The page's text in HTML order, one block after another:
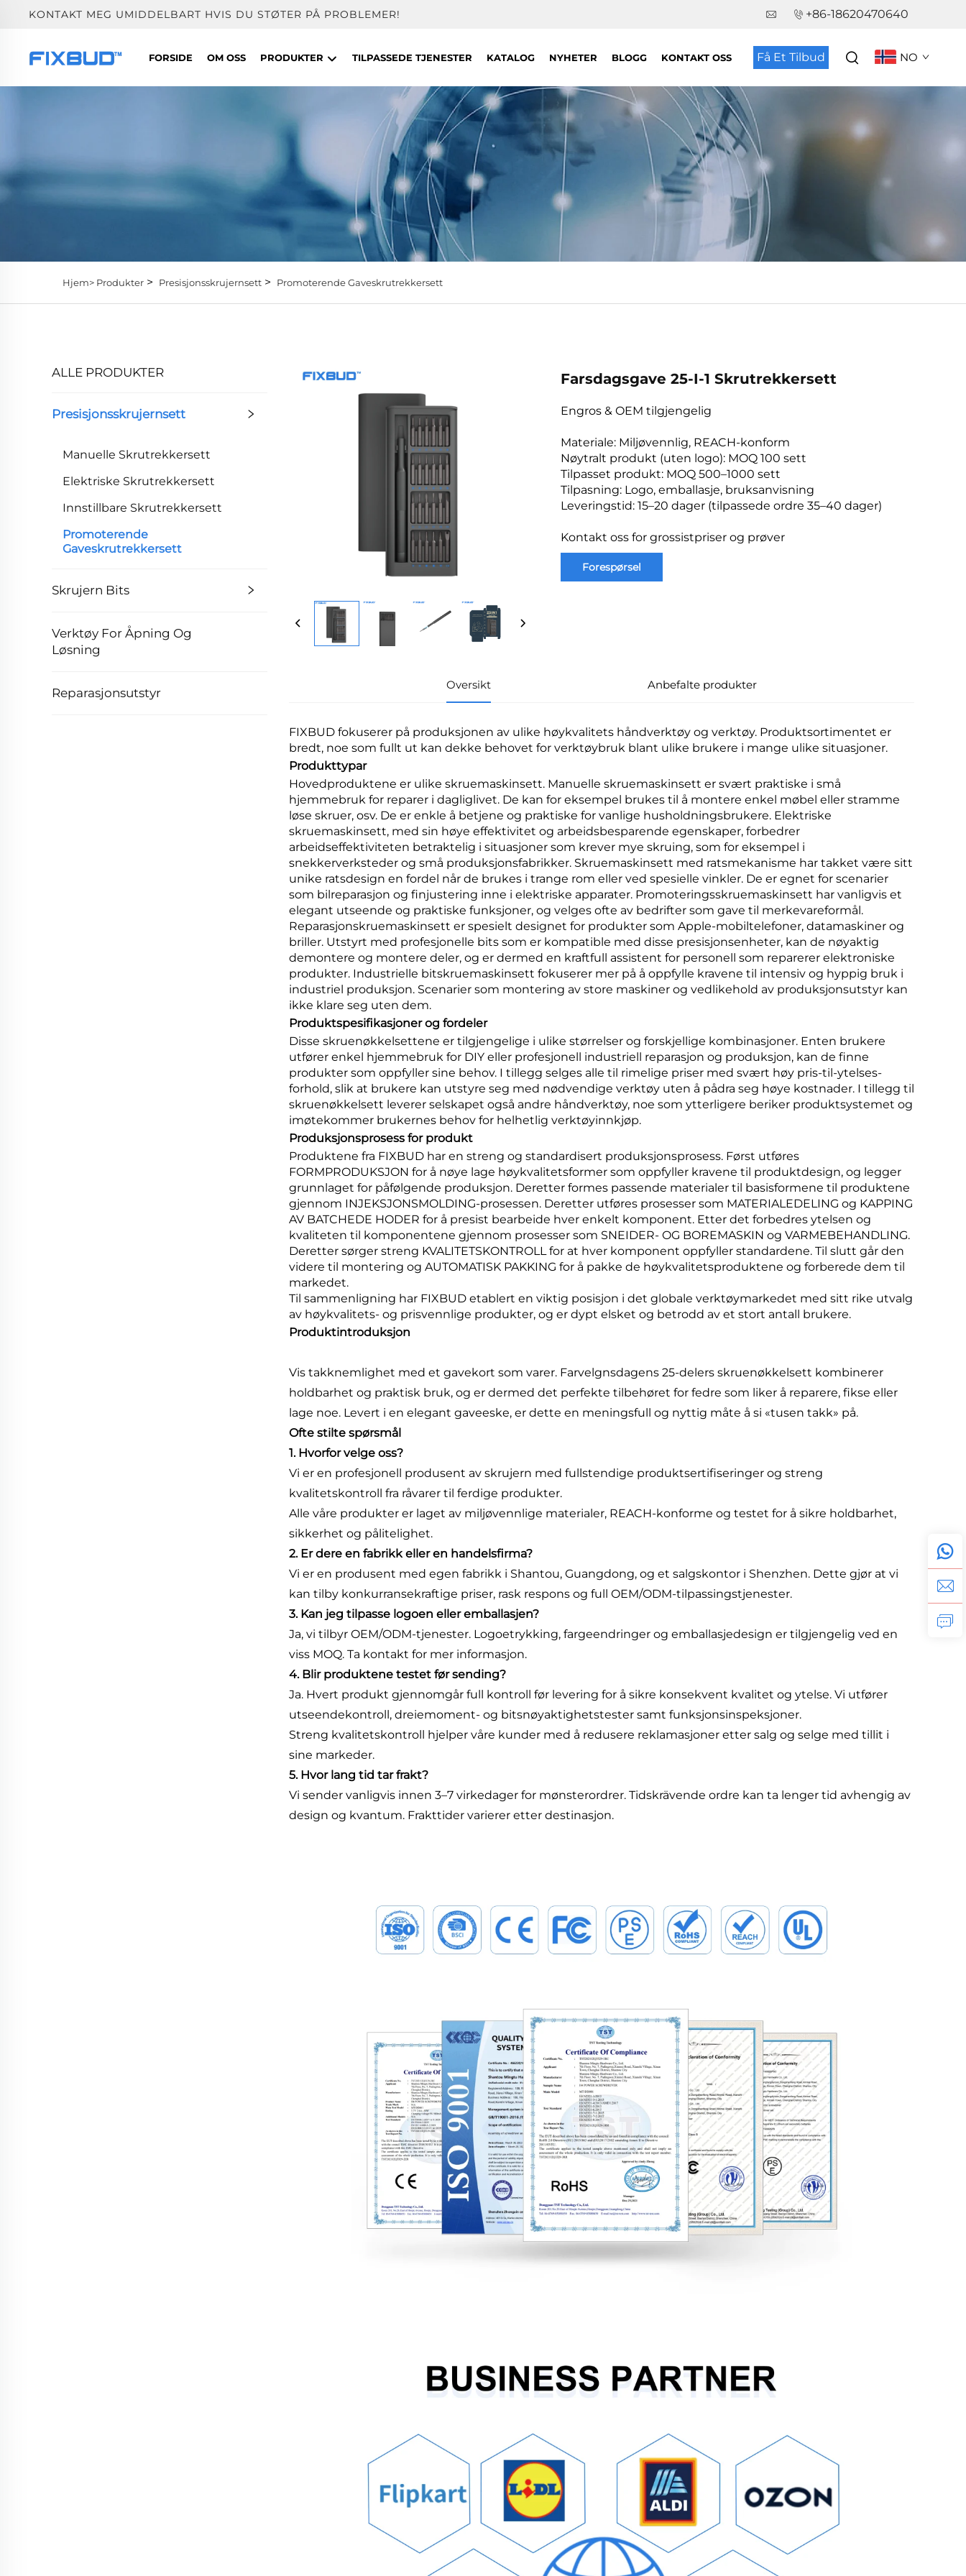
KONTAKT MEG UMIDDELBART HVIS DU STØTER PÅ PROBLEMER! +86-18620470640
FORSIDE OM OSS PRODUKTER TILPASSEDE TJENESTER KATALOG NYHETER BLOGG KONTAKT OSS Få Et Tilbud NO
Hjem> Produkter > Presisjonsskrujernsett > Promoterende Gaveskrutrekkersett
ALLE PRODUKTER
Presisjonsskrujernsett
Manuelle Skrutrekkersett
Elektriske Skrutrekkersett
Innstillbare Skrutrekkersett
Promoterende
Gaveskrutrekkersett
Skrujern Bits
Verktøy For Åpning Og
Løsning
Reparasjonsutstyr
Farsdagsgave 25-I-1 Skrutrekkersett
Engros & OEM tilgjengelig
Materiale: Miljøvennlig, REACH-konform
Nøytralt produkt (uten logo): MOQ 100 sett
Tilpasset produkt: MOQ 500–1000 sett
Tilpasning: Logo, emballasje, bruksanvisning
Leveringstid: 15–20 dager (tilpassede ordre 35–40 dager)
Kontakt oss for grossistpriser og prøver
Forespørsel
Oversikt Anbefalte produkter
FIXBUD fokuserer på produksjonen av ulike høykvalitets håndverktøy og verktøy. Produktsortimentet er
bredt, noe som fullt ut kan dekke behovet for verktøybruk blant ulike brukere i mange ulike situasjoner.
Produkttypar
Hovedproduktene er ulike skruemaskinsett. Manuelle skruemaskinsett er svært praktiske i små
hjemmebruk for reparer i dagliglivet. De kan for eksempel brukes til å montere enkel møbel eller stramme
løse skruer, osv. De er enkle å betjene og praktiske for vanlige husholdningsbrukere. Elektriske
skruemaskinsett, med sin høye effektivitet og arbeidsbesparende egenskaper, forbedrer
arbeidseffektiviteten betraktelig i situasjoner som krever mye skruing, som for eksempel i
snekkerverksteder og små produksjonsfabrikker. Skruemaskinsett med ratsmekanisme har takket være sitt
unike ratsdesign en fordel når de brukes i trange rom eller ved spesielle vinkler. De er egnet for scenarier
som bilreparasjon og finjustering inne i elektriske apparater. Promoteringsskruemaskinsett har vanligvis et
elegant utseende og praktiske funksjoner, og velges ofte av bedrifter som gave til merkevareformål.
Reparasjonskruemaskinsett er spesielt designet for produkter som Apple-mobiltelefoner, datamaskiner og
briller. Utstyrt med profesjonelle bits som er kompatible med disse presisjonsenheter, kan de nøyaktig
demontere og montere deler, og er dermed en kraftfull assistent for personell som reparerer elektroniske
produkter. Industrielle bitskruemaskinsett fokuserer mer på å oppfylle kravene til intensiv og hyppig bruk i
industriel produksjon. Scenarier som montering av store maskiner og vedlikehold av produksjonsutstyr kan
ikke klare seg uten dem.
Produktspesifikasjoner og fordeler
Disse skruenøkkelsettene er tilgjengelige i ulike størrelser og forskjellige kombinasjoner. Enten brukere
utfører enkel hjemmebruk for DIY eller profesjonell industriell reparasjon og produksjon, kan de finne
produkter som oppfyller sine behov. I tillegg selges alle til rimelige priser med svært høy pris-til-ytelses-
forhold, slik at brukere kan utstyre seg med nødvendige verktøy uten å pådra seg høye kostnader. I tillegg til
skruenøkkelsett leverer selskapet også andre håndverktøy, noe som ytterligere beriker produktsystemet og
imøtekommer brukernes behov for helhetlig verktøyinnkjøp.
Produksjonsprosess for produkt
Produktene fra FIXBUD har en streng og standardisert produksjonsprosess. Først utføres
FORMPRODUKSJON for å nøye lage høykvalitetsformer som oppfyller kravene til produktdesign, og legger
grunnlaget for påfølgende produksjon. Deretter formes passende materialer til basisformene til produktene
gjennom INJEKSJONSMOLDING-prosessen. Deretter utføres prosesser som MATERIALEDELING og KAPPING
AV BATCHEDE HODER for å presist bearbeide hver enkelt komponent. Etter det forbedres ytelsen og
kvaliteten til komponentene gjennom prosesser som SNEIDER- OG BOREMASKIN og VARMEBEHANDLING.
Deretter sørger streng KVALITETSKONTROLL for at hver komponent oppfyller standardene. Til slutt går den
videre til montering og AUTOMATISK PAKKING for å pakke de høykvalitetsproduktene og forberede dem til
markedet.
Til sammenligning har FIXBUD etablert en viktig posisjon i det globale verktøymarkedet med sitt rike utvalg
av høykvalitets- og prisvennlige produkter, og er dypt elsket og betrodd av et stort antall brukere.
Produktintroduksjon
Vis takknemlighet med et gavekort som varer. Farvelgnsdagens 25-delers skruenøkkelsett kombinerer
holdbarhet og praktisk bruk, og er dermed det perfekte tilbehøret for fedre som liker å reparere, fikse eller
lage noe. Levert i en elegant gaveeske, er dette en meningsfull og nyttig måte å si «tusen takk» på.
Ofte stilte spørsmål
1. Hvorfor velge oss?
Vi er en profesjonell produsent av skrujern med fullstendige produktsertifiseringer og streng
kvalitetskontroll fra råvarer til ferdige produkter.
Alle våre produkter er laget av miljøvennlige materialer, REACH-konforme og testet for å sikre holdbarhet,
sikkerhet og pålitelighet.
2. Er dere en fabrikk eller en handelsfirma?
Vi er en produsent med egen fabrikk i Shantou, Guangdong, og et salgskontor i Shenzhen. Dette gjør at vi
kan tilby konkurransekraftige priser, rask respons og full OEM/ODM-tilpassingstjenester.
3. Kan jeg tilpasse logoen eller emballasjen?
Ja, vi tilbyr OEM/ODM-tjenester. Logoetrykking, fargeendringer og emballasjedesign er tilgjengelig ved en
viss MOQ. Ta kontakt for mer informasjon.
4. Blir produktene testet før sending?
Ja. Hvert produkt gjennomgår full kontroll før levering for å sikre konsekvent kvalitet og ytelse. Vi utfører
utseendekontroll, dreiemoment- og bitsnøyaktighetstester samt funksjonsinspeksjoner.
Streng kvalitetskontroll hjelper våre kunder med å redusere reklamasjoner etter salg og selge med tillit i
sine markeder.
5. Hvor lang tid tar frakt?
Vi sender vanligvis innen 3–7 virkedager for mønsterordrer. Tidskrävende ordre kan ta lenger tid avhengig av
design og kvantum. Frakttider varierer etter destinasjon.